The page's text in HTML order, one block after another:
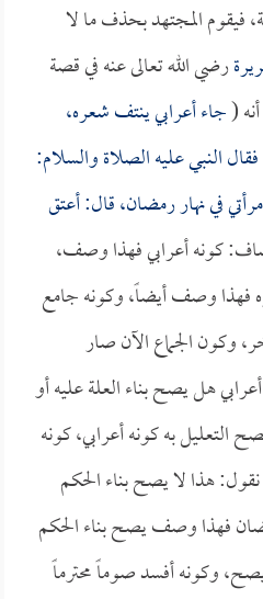
فيقوم المجتهد بحذف ما لا
رضي الله تعالى عنه في قصة
(جاء أعرابي ينتف شعره،
النبي عليه الصلاة والسلام:
في نهار رمضان، قال: أعتق
كونه أعرابي فهذا وصف،
فهذا وصف أيضاً، وكونه جامع
وكون الجماع الآن صار
هل يصح بناء العلة عليه أو
التعليل به كونه أعرابي، كونه
هذا لا يصح بناء الحكم
فهذا وصف يصح بناء الحكم
وكونه أفسد صوماً محترماً